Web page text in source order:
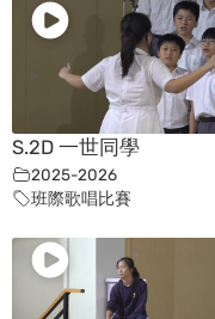
S.2D 一世同學
2025-2026
班際歌唱比賽